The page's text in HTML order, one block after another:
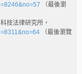
（最後瀏
技法律研究所，
（最後瀏覽